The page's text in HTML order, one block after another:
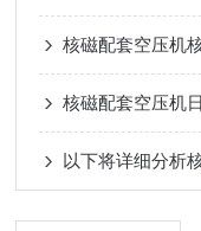
核磁配套空压机
核磁配套空压机
以下将详细分析